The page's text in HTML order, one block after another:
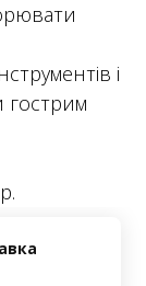
і
гострим